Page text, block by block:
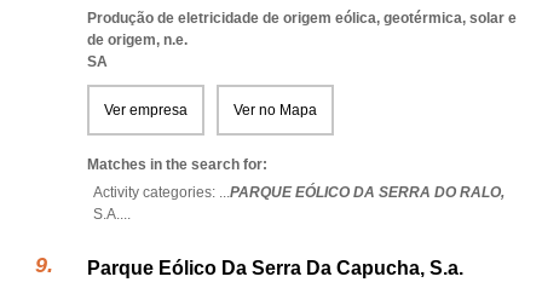
Produção de eletricidade de origem eólica, geotérmica, solar e
de origem, n.e.
SA
Ver empresa Ver no Mapa
Matches in the search for:
Activity categories: ...PARQUE EÓLICO DA SERRA DO RALO,
S.A....
Parque Eólico Da Serra Da Capucha, S.a.